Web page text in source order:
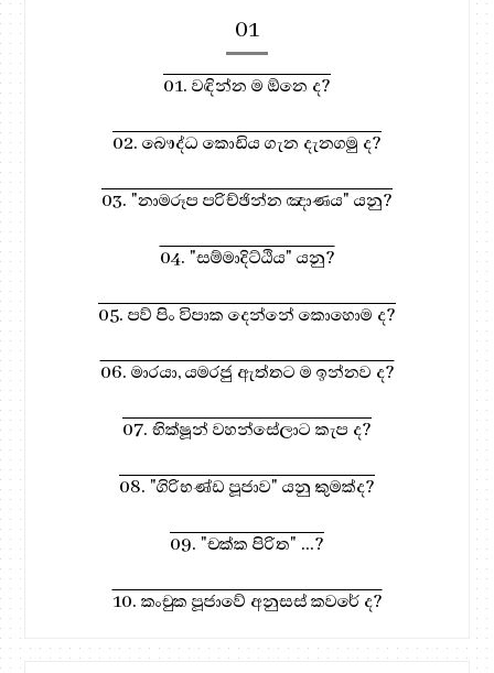
01
01. වඳින්න ම ඕනෙ ද?
02. බෞද්ධ කොඩිය ගැන දැනගමු ද?
03. "නාමරූප පරිච්ඡින්න ඤාණය" යනු?
04. "සම්මාදිට්ඨිය" යනු?
05. පව් පිං විපාක දෙන්නේ කොහොම ද?
06. මාරයා, යමරජු ඇත්තට ම ඉන්නව ද?
07. භික්ෂූන් වහන්සේලාට කැප ද?
08. "ගිරිභණ්ඩ පූජාව" යනු කුමක්ද?
09. "චක්ක පිරිත" ...?
10. කංචුක පූජාවේ අනුසස් කවරේ ද?